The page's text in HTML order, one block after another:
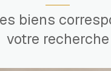
biens
votre recherche